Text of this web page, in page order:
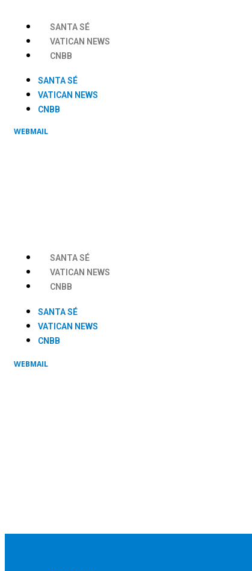
para
conteúdo
SANTA SÉ
VATICAN NEWS
CNBB
SANTA SÉ
VATICAN NEWS
CNBB
WEBMAIL
SANTA SÉ
VATICAN NEWS
CNBB
SANTA SÉ
VATICAN NEWS
CNBB
WEBMAIL